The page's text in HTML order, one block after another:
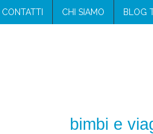
CONTATTI CHI SIAMO BLOG
bimbi e